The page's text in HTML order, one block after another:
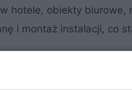
hotele, obiekty biurowe,
i montaż instalacji, co